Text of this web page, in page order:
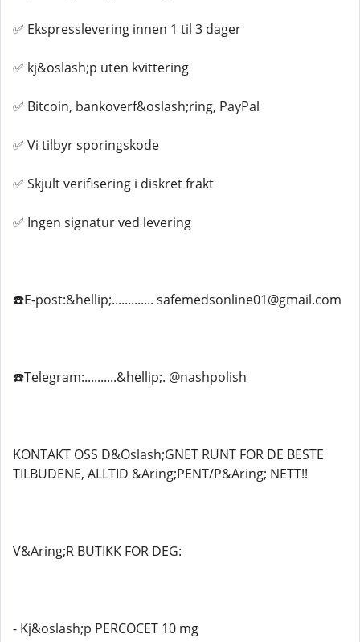
✅ Ekspresslevering innen 1 til 3 dager
✅ kj&oslash;p uten kvittering
✅ Bitcoin, bankoverf&oslash;ring, PayPal
✅ Vi tilbyr sporingskode
✅ Skjult verifisering i diskret frakt
✅ Ingen signatur ved levering
☎️E-post:&hellip;............. safemedsonline01@gmail.com
☎️Telegram:..........&hellip;. @nashpolish
KONTAKT OSS D&Oslash;GNET RUNT FOR DE BESTE
TILBUDENE, ALLTID &Aring;PENT/P&Aring; NETT!!
V&Aring;R BUTIKK FOR DEG:
- Kj&oslash;p PERCOCET 10 mg